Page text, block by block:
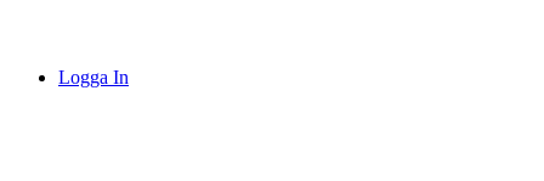
Logga In